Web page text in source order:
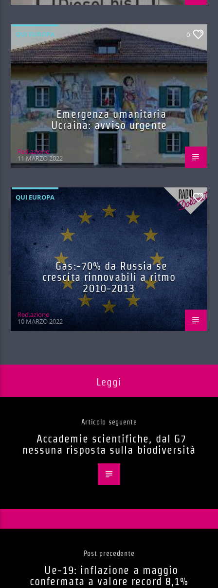
QUI EUROPA 0
Emergenza umanitaria
Ucraina: avviso urgente
Red.azione
11 MARZO 2022
QUI EUROPA 0
Gas:-70% da Russia se
crescita rinnovabili a ritmo
2010-2013
Red.azione
10 MARZO 2022
Leggi
Articolo seguente
Accademie scientifiche, dal G7
nessuna risposta sulla biodiversità
Post precedente
Ue-19: inflazione a maggio
confermata a valore record 8,1%